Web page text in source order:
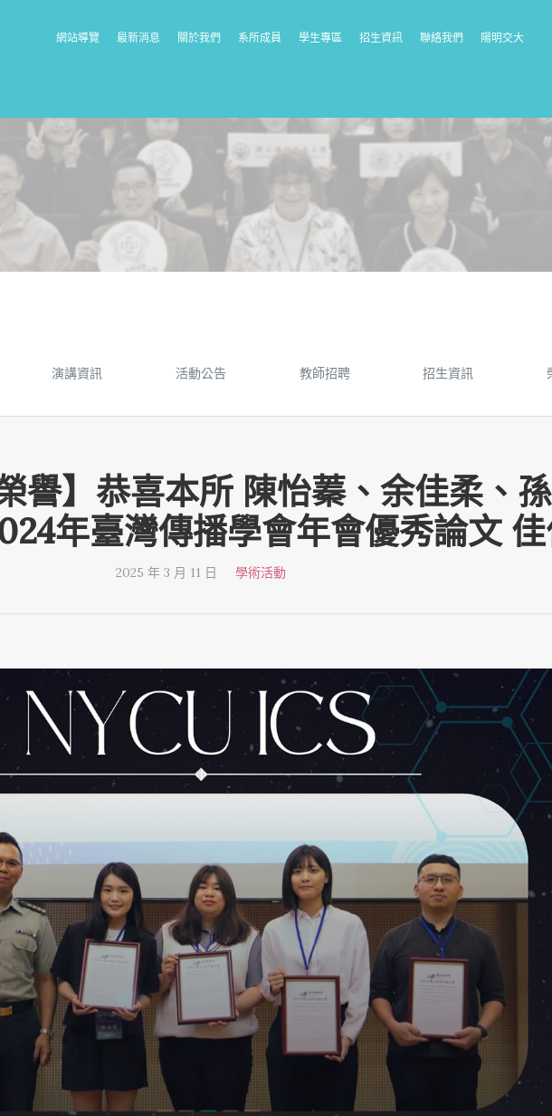
網站導覽 最新消息 關於我們 系所成員 學生專區 招生資訊 聯絡我們 陽明交大
演講資訊 活動公告 教師招聘 招生資訊
譽】恭喜本所 陳怡蓁、余佳柔、
年臺灣傳播學會年會優秀論文
2025 年 3 月 11 日 學術活動